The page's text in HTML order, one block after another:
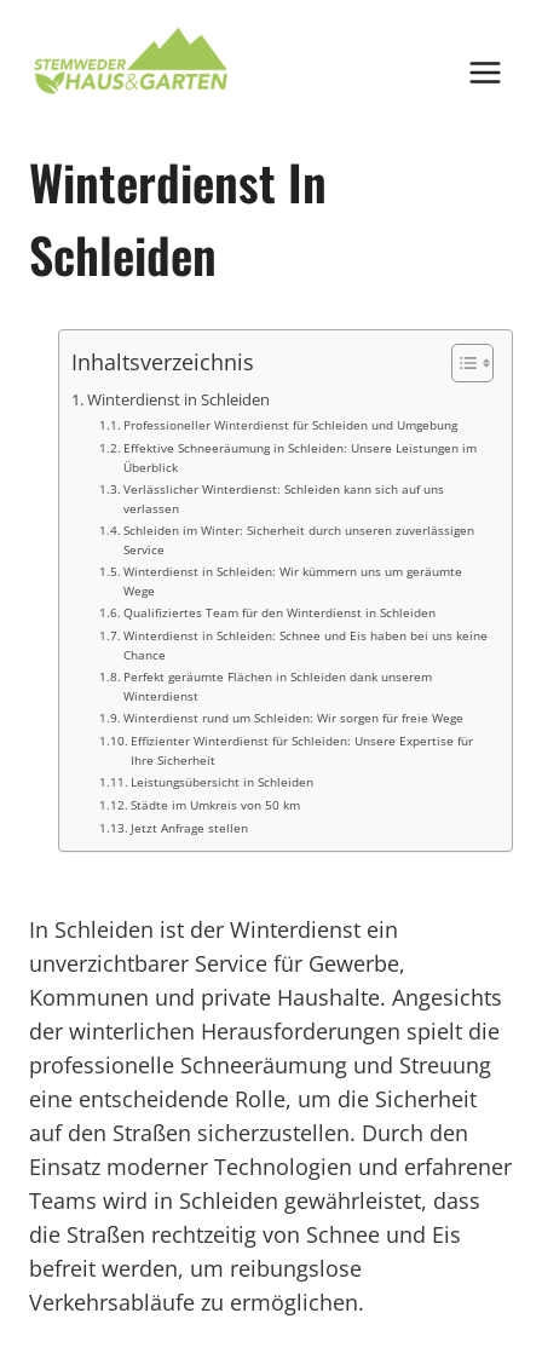
springen
Winterdienst In
Schleiden
Inhaltsverzeichnis
Winterdienst in Schleiden
Professioneller Winterdienst für Schleiden und Umgebung
Effektive Schneeräumung in Schleiden: Unsere Leistungen im
Überblick
Verlässlicher Winterdienst: Schleiden kann sich auf uns
verlassen
Schleiden im Winter: Sicherheit durch unseren zuverlässigen
Service
Winterdienst in Schleiden: Wir kümmern uns um geräumte
Wege
Qualifiziertes Team für den Winterdienst in Schleiden
Winterdienst in Schleiden: Schnee und Eis haben bei uns keine
Chance
Perfekt geräumte Flächen in Schleiden dank unserem
Winterdienst
Winterdienst rund um Schleiden: Wir sorgen für freie Wege
Effizienter Winterdienst für Schleiden: Unsere Expertise für
Ihre Sicherheit
Leistungsübersicht in Schleiden
Städte im Umkreis von 50 km
Jetzt Anfrage stellen
In Schleiden ist der Winterdienst ein
unverzichtbarer Service für Gewerbe,
Kommunen und private Haushalte. Angesichts
der winterlichen Herausforderungen spielt die
professionelle Schneeräumung und Streuung
eine entscheidende Rolle, um die Sicherheit
auf den Straßen sicherzustellen. Durch den
Einsatz moderner Technologien und erfahrener
Teams wird in Schleiden gewährleistet, dass
die Straßen rechtzeitig von Schnee und Eis
befreit werden, um reibungslose
Verkehrsabläufe zu ermöglichen.